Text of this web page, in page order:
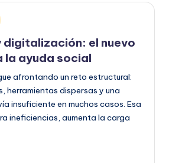
digitalización: el nuevo
la ayuda social
afrontando un reto estructural:
herramientas dispersas y una
insuficiente en muchos casos. Esa
ineficiencias, aumenta la carga